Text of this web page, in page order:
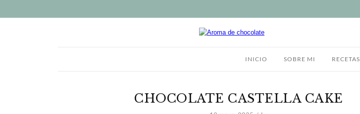
INICIO SOBRE MI RECETAS
CHOCOLATE CASTELLA CAKE